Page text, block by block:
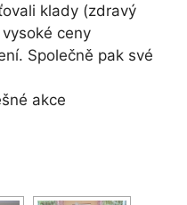
klady (zdravý
ceny
Společně pak své
akce